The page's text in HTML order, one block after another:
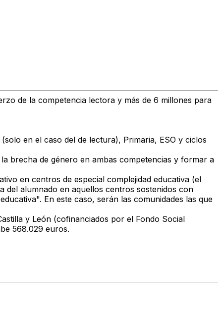
de la competencia lectora y más de 6 millones para
en el caso del de lectura), Primaria, ESO y ciclos
brecha de género en ambas competencias y formar a
en centros de especial complejidad educativa (el
del alumnado en aquellos centros sostenidos con
En este caso, serán las comunidades las que
y León (cofinanciados por el Fondo Social
568.029 euros.